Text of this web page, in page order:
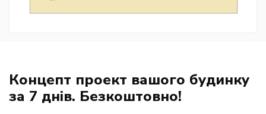
Концепт проект вашого будинку
за 7 днів. Безкоштовно!